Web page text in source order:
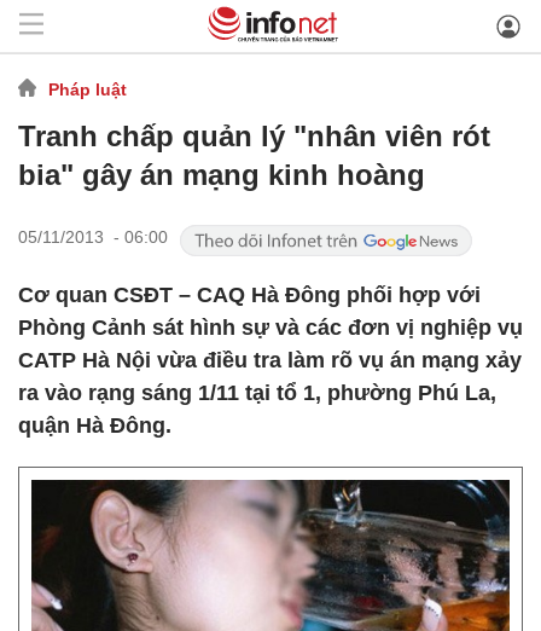
Pháp luật
Tranh chấp quản lý "nhân viên rót
bia" gây án mạng kinh hoàng
05/11/2013 - 06:00
Cơ quan CSĐT – CAQ Hà Đông phối hợp với
Phòng Cảnh sát hình sự và các đơn vị nghiệp vụ
CATP Hà Nội vừa điều tra làm rõ vụ án mạng xảy
ra vào rạng sáng 1/11 tại tổ 1, phường Phú La,
quận Hà Đông.